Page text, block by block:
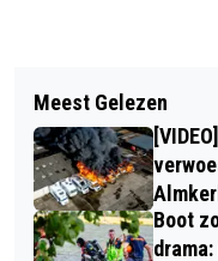
AUTO RAMT
VAN TALUD
VLUCHT
STROOMNET:
Meest Gelezen
Boot